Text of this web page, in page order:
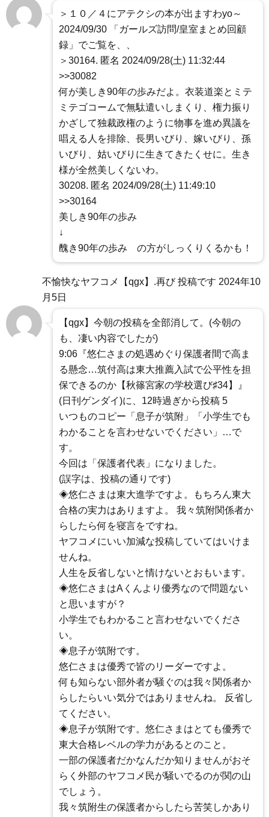
＞１０／４にアテクシの本が出ますわyo～
2024/09/30 「ガールズ訪問/皇室まとめ回顧
録」でご覧を、、
＞30164. 匿名 2024/09/28(土) 11:32:44
>>30082
何が美しき90年の歩みだよ。衣装道楽とミテ
ミテゴコームで無駄遣いしまくり、権力振り
かざして独裁政権のように物事を進め異議を
唱える人を排除、長男いびり、嫁いびり、孫
いびり、姑いびりに生きてきたくせに。生き
様が全然美しくないわ。
30208. 匿名 2024/09/28(土) 11:49:10
>>30164
美しき90年の歩み
↓
醜き90年の歩み の方がしっくりくるかも！
不愉快なヤフコメ【qgx】.再び 投稿です 2024年10
月5日
【qgx】今朝の投稿を全部消して。(今朝の
も、凄い内容でしたが)
9:06『悠仁さまの処遇めぐり保護者間で高ま
る懸念…筑付高は東大推薦入試で公平性を担
保できるのか【秋篠宮家の学校選び♯34】』
(日刊ゲンダイ)に、12時過ぎから投稿 5
いつものコピー「息子が筑附」「小学生でも
わかることを言わせないでください」…で
す。
今回は「保護者代表」になりました。
(誤字は、投稿の通りです)
◈悠仁さまは東大進学ですよ。もちろん東大
合格の実力はありますよ。 我々筑附関係者か
らしたら何を寝言をですね。
ヤフコメにいい加減な投稿していてはいけま
せんね。
人生を反省しないと情けないとおもいます。
◈悠仁さまはAくんより優秀なので問題ない
と思いますが？
小学生でもわかること言わせないでくださ
い。
◈息子が筑附です。
悠仁さまは優秀で皆のリーダーですよ。
何も知らない部外者が騒ぐのは我々関係者か
らしたらいい気分ではありませんね。 反省し
てください。
◈息子が筑附です。悠仁さまはとても優秀で
東大合格レベルの学力があるとのこと。
一部の保護者だかなんだか知りませんがおそ
らく外部のヤフコメ民が騒いでるのが関の山
でしょう。
我々筑附生の保護者からしたら苦笑しかあり